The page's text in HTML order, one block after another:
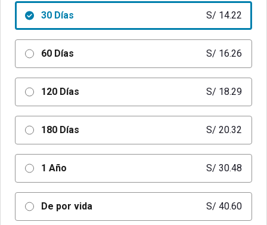
30 Días S/ 14.22
60 Días S/ 16.26
120 Días S/ 18.29
180 Días S/ 20.32
1 Año S/ 30.48
De por vida S/ 40.60